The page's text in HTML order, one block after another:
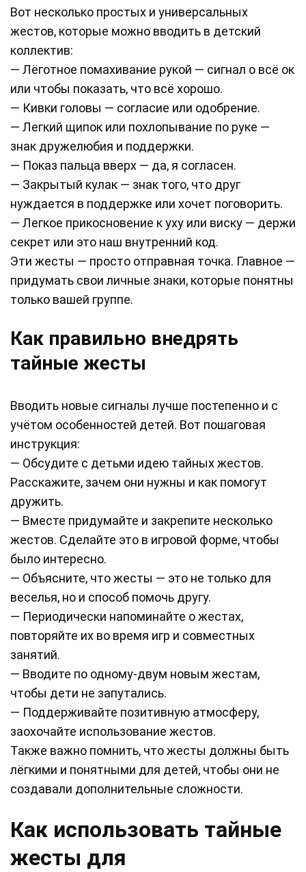
Вот несколько простых и универсальных
жестов, которые можно вводить в детский
коллектив:
— Лёготное помахивание рукой — сигнал о всё ок
или чтобы показать, что всё хорошо.
— Кивки головы — согласие или одобрение.
— Легкий щипок или похлопывание по руке —
знак дружелюбия и поддержки.
— Показ пальца вверх — да, я согласен.
— Закрытый кулак — знак того, что друг
нуждается в поддержке или хочет поговорить.
— Легкое прикосновение к уху или виску — держи
секрет или это наш внутренний код.
Эти жесты — просто отправная точка. Главное —
придумать свои личные знаки, которые понятны
только вашей группе.
Как правильно внедрять
тайные жесты
Вводить новые сигналы лучше постепенно и с
учётом особенностей детей. Вот пошаговая
инструкция:
— Обсудите с детьми идею тайных жестов.
Расскажите, зачем они нужны и как помогут
дружить.
— Вместе придумайте и закрепите несколько
жестов. Сделайте это в игровой форме, чтобы
было интересно.
— Объясните, что жесты — это не только для
веселья, но и способ помочь другу.
— Периодически напоминайте о жестах,
повторяйте их во время игр и совместных
занятий.
— Вводите по одному-двум новым жестам,
чтобы дети не запутались.
— Поддерживайте позитивную атмосферу,
заохочайте использование жестов.
Также важно помнить, что жесты должны быть
лёгкими и понятными для детей, чтобы они не
создавали дополнительные сложности.
Как использовать тайные
жесты для